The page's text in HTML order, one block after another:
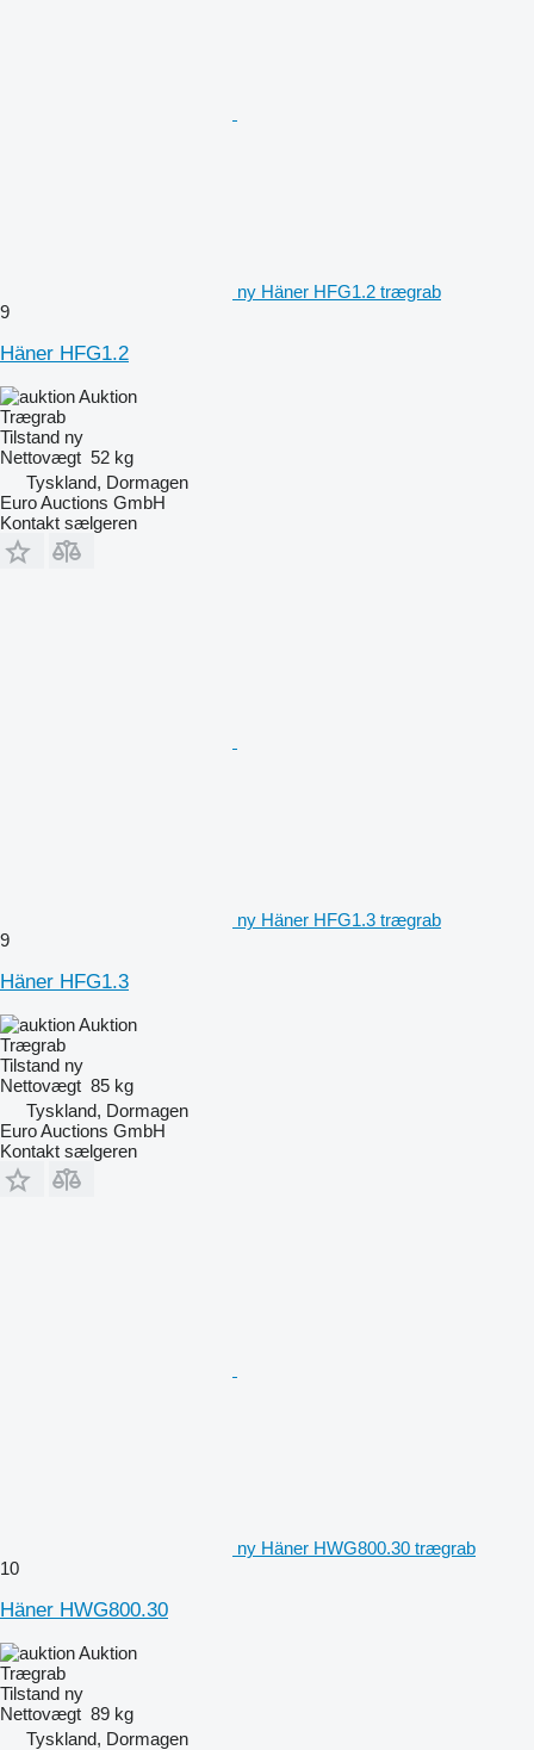
ny Häner HFG1.2 trægrab
9
Häner HFG1.2
Auktion
Trægrab
Tilstand ny
Nettovægt 52 kg
Tyskland, Dormagen
Euro Auctions GmbH
Kontakt sælgeren
ny Häner HFG1.3 trægrab
9
Häner HFG1.3
Auktion
Trægrab
Tilstand ny
Nettovægt 85 kg
Tyskland, Dormagen
Euro Auctions GmbH
Kontakt sælgeren
ny Häner HWG800.30 trægrab
10
Häner HWG800.30
Auktion
Trægrab
Tilstand ny
Nettovægt 89 kg
Tyskland, Dormagen